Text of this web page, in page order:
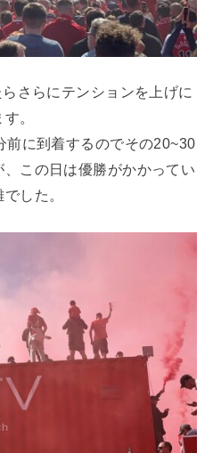
さらにテンションを上げに
。
前に到着するのでその20~30
この日は優勝がかかってい
した。